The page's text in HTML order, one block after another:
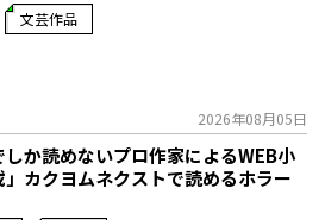
文芸作品
2026年08月05日
しか読めないプロ作家によるWEB小
――カクヨムネクストで読めるホラー